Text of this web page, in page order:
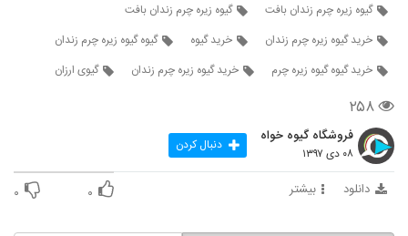
گیوه زیره چرم زندان بافت
گیوه زیره چرم زندان بافت
خرید گیوه زیره چرم زندان
خرید گیوه
گیوه گیوه زیره چرم زندان
خرید گیوه گیوه زیره چرم
خرید گیوه زیره چرم زندان گیوی ارزان
۲۵۸
فروشگاه گیوه خواه
۰۸ دی ۱۳۹۷ دنبال کردن
دانلود بیشتر ۰ ۰